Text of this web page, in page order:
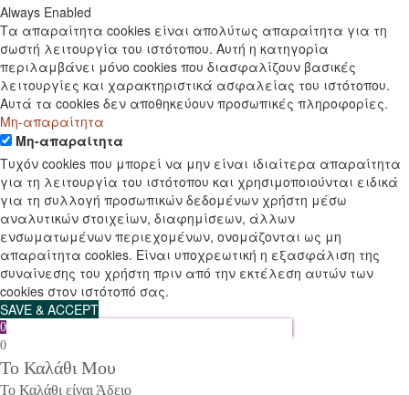
Always Enabled
Τα απαραίτητα cookies είναι απολύτως απαραίτητα για τη
σωστή λειτουργία του ιστότοπου. Αυτή η κατηγορία
περιλαμβάνει μόνο cookies που διασφαλίζουν βασικές
λειτουργίες και χαρακτηριστικά ασφαλείας του ιστότοπου.
Αυτά τα cookies δεν αποθηκεύουν προσωπικές πληροφορίες.
Μη-απαραίτητα
Μη-απαραίτητα
Τυχόν cookies που μπορεί να μην είναι ιδιαίτερα απαραίτητα
για τη λειτουργία του ιστότοπου και χρησιμοποιούνται ειδικά
για τη συλλογή προσωπικών δεδομένων χρήστη μέσω
αναλυτικών στοιχείων, διαφημίσεων, άλλων
ενσωματωμένων περιεχομένων, ονομάζονται ως μη
απαραίτητα cookies. Είναι υποχρεωτική η εξασφάλιση της
συναίνεσης του χρήστη πριν από την εκτέλεση αυτών των
cookies στον ιστότοπό σας.
SAVE & ACCEPT
0
0
Το Καλάθι Μου
Το Καλάθι είναι Άδειο